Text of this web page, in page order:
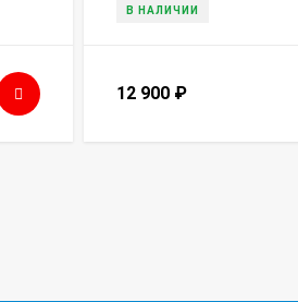
В НАЛИЧИИ
12 900 ₽